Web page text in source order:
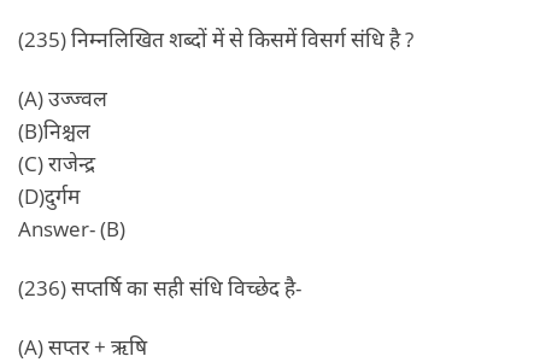
(235) निम्नलिखित शब्दों में से किसमें विसर्ग संधि है ?
(A) उज्ज्वल
(B)निश्चल
(C) राजेन्द्र
(D)दुर्गम
Answer- (B)
(236) सप्तर्षि का सही संधि विच्छेद है-
(A) सप्तर + ऋषि